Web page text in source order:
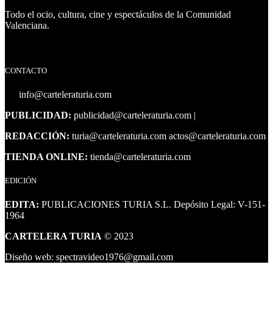
Todo el ocio, cultura, cine y espectáculos de la Comunidad
Valenciana.
CONTACTO
info@carteleraturia.com
PUBLICIDAD: publicidad@carteleraturia.com |
REDACCIÓN: turia@carteleraturia.com actos@carteleraturia.com
TIENDA ONLINE: tienda@carteleraturia.com
EDICIÓN
EDITA: PUBLICACIONES TURIA S.L. Depósito Legal: V-151-
1964
CARTELERA TURIA © 2023
Diseño web: spectravideo1976@gmail.com